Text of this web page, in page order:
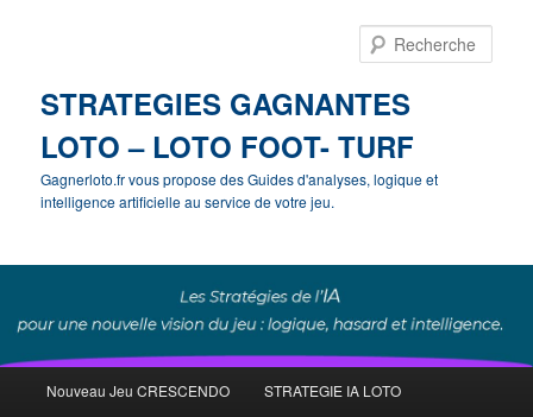
STRATEGIES GAGNANTES
LOTO – LOTO FOOT- TURF
Gagnerloto.fr vous propose des Guides d'analyses, logique et
intelligence artificielle au service de votre jeu.
principal
Aller
Nouveau Jeu CRESCENDO STRATEGIE IA LOTO